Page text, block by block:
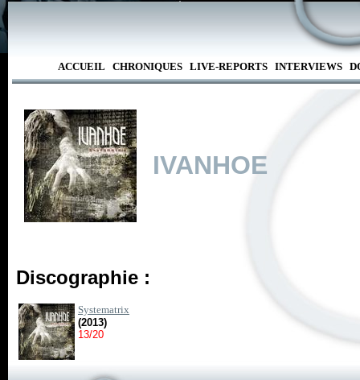
ACCUEIL CHRONIQUES LIVE-REPORTS INTERVIEWS
IVANHOE
Discographie :
Systematrix
(2013)
13/20